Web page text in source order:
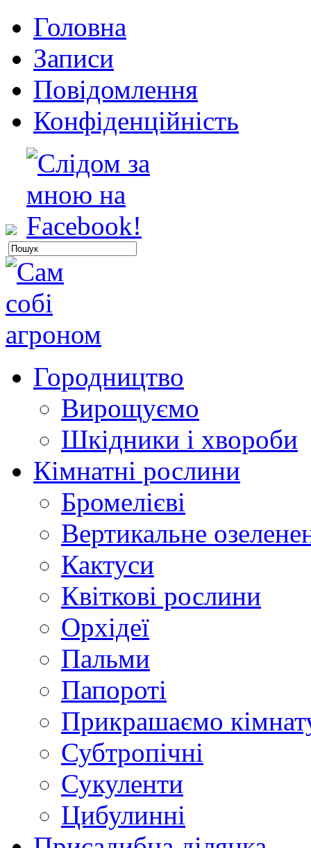
Головна
Записи
Повідомлення
Конфіденційність
Городництво
Вирощуємо
Шкідники і хвороби
Кімнатні рослини
Бромелієві
Вертикальне
Кактуси
Квіткові рослини
Орхідеї
Пальми
Папороті
Прикрашаємо
Субтропічні
Сукуленти
Цибулинні